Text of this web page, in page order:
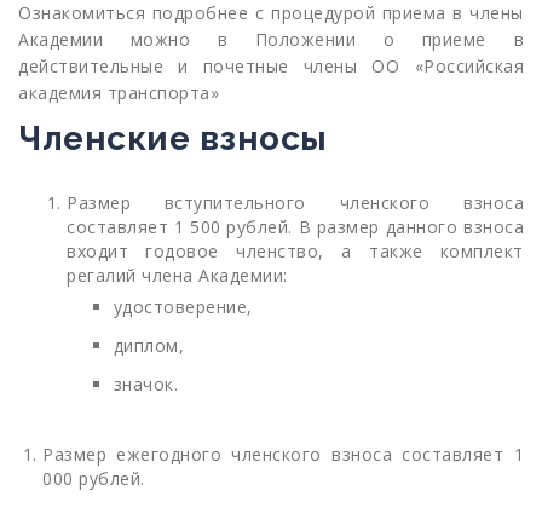
Ознакомиться подробнее с процедурой приема в члены
Академии можно в Положении о приеме в
действительные и почетные члены ОО «Российская
академия транспорта»
Членские взносы
Размер вступительного членского взноса
составляет 1 500 рублей. В размер данного взноса
входит годовое членство, а также комплект
регалий члена Академии:
удостоверение,
диплом,
значок.
Размер ежегодного членского взноса составляет 1
000 рублей.